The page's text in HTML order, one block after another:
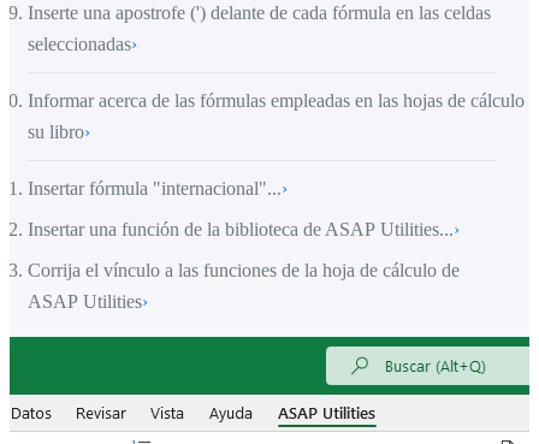
Inserte una apostrofe (') delante de cada fórmula en las celdas
seleccionadas›
Informar acerca de las fórmulas empleadas en las hojas de cálculo
su libro›
Insertar fórmula "internacional"...›
Insertar una función de la biblioteca de ASAP Utilities...›
Corrija el vínculo a las funciones de la hoja de cálculo de
ASAP Utilities›